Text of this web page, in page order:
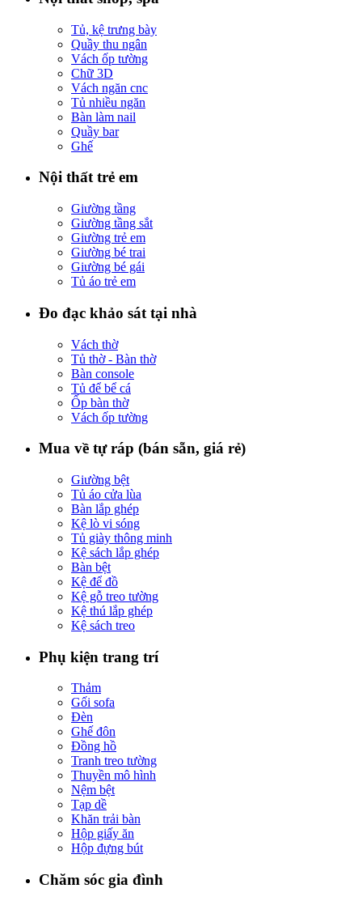
Tủ, kệ trưng bày
Quầy thu ngân
Vách ốp tường
Chữ 3D
Vách ngăn cnc
Tủ nhiều ngăn
Bàn làm nail
Quầy bar
Ghế
Nội thất trẻ em
Giường tầng
Giường tầng sắt
Giường trẻ em
Giường bé trai
Giường bé gái
Tủ áo trẻ em
Đo đạc khảo sát tại nhà
Vách thờ
Tủ thờ - Bàn thờ
Bàn console
Tủ để bể cá
Ốp bàn thờ
Vách ốp tường
Mua về tự ráp (bán sẵn, giá rẻ)
Giường bệt
Tủ áo cửa lùa
Bàn lắp ghép
Kệ lò vi sóng
Tủ giày thông minh
Kệ sách lắp ghép
Bàn bệt
Kệ để đồ
Kệ gỗ treo tường
Kệ thú lắp ghép
Kệ sách treo
Phụ kiện trang trí
Thảm
Gối sofa
Đèn
Ghế đôn
Đồng hồ
Tranh treo tường
Thuyền mô hình
Nệm bệt
Tạp dề
Khăn trải bàn
Hộp giấy ăn
Hộp đựng bút
Chăm sóc gia đình